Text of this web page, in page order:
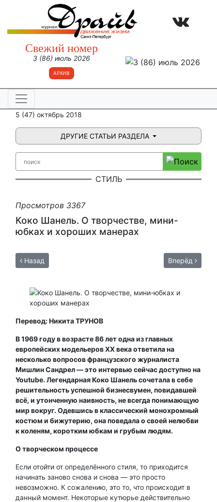
Свежий номер
3 (86) июль 2026
АРХИВ
5 (47) октябрь 2018
ДРУГИЕ СТАТЬИ РАЗДЕЛА
СТИЛЬ
Просмотров 3367
Коко Шанель. О творчестве, мини-
юбках и хороших манерах
Назад Вперёд
Перевод: Никита ТРУНОВ
В1969 году в возрасте 86 лет одна из главных
европейских модельеров XX века ответила на
несколько вопросов французского журналиста
Мишлин Сандрел — это интервью сейчас доступно на
Youtube. Легендарная Коко Шанель сочетала в себе
решительность успешной бизнесвумен, повидавшей
всё, и утонченную наивность, не всегда понимающую
мир вокруг. Одевшись в классический монохромный
костюм и бижутерию, она поведала о своей нелюбви
к коленям, коротким юбкам и грубым людям.
О творческом процессе
Если отойти от определённого стиля, то приходится
начинать заново снова и снова — это просто
невозможно. К сожалению, это то, что происходит в
данный момент. Некоторые кутюрье действительно